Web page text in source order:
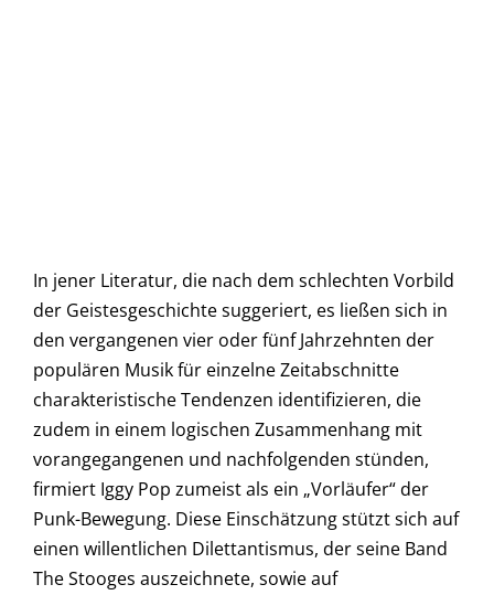
In jener Literatur, die nach dem schlechten Vorbild
der Geistesgeschichte suggeriert, es ließen sich in
den vergangenen vier oder fünf Jahrzehnten der
populären Musik für einzelne Zeitabschnitte
charakteristische Tendenzen identifizieren, die
zudem in einem logischen Zusammenhang mit
vorangegangenen und nachfolgenden stünden,
firmiert Iggy Pop zumeist als ein „Vorläufer“ der
Punk-Bewegung. Diese Einschätzung stützt sich auf
einen willentlichen Dilettantismus, der seine Band
The Stooges auszeichnete, sowie auf